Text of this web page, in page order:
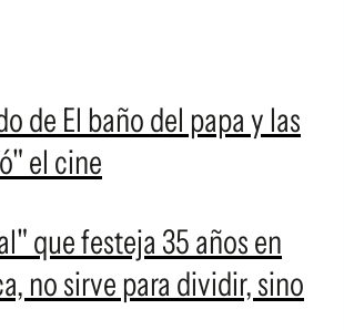
de El baño del papa y las
el cine
que festeja 35 años en
no sirve para dividir, sino